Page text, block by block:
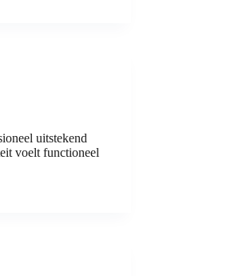
uitstekend
voelt functioneel